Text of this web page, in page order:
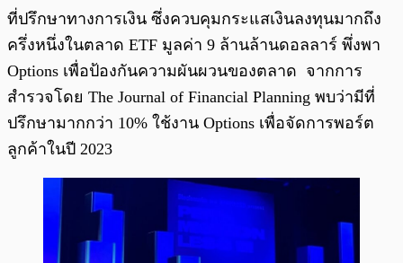
ที่ปรึกษาทางการเงิน ซึ่งควบคุมกระแสเงินลงทุนมากถึง
ครึ่งหนึ่งในตลาด ETF มูลค่า 9 ล้านล้านดอลลาร์ พึ่งพา
Options เพื่อป้องกันความผันผวนของตลาด จากการ
สำรวจโดย The Journal of Financial Planning พบว่ามีที่
ปรึกษามากกว่า 10% ใช้งาน Options เพื่อจัดการพอร์ต
ลูกค้าในปี 2023